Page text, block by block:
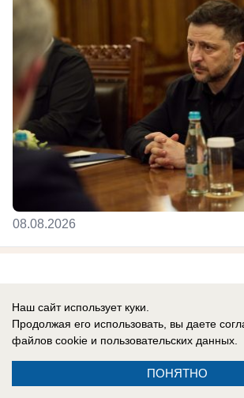
08.08.2026
Наш сайт использует куки.
Продолжая его использовать, вы даете
файлов cookie и пользовательских данных.
ПОНЯТНО